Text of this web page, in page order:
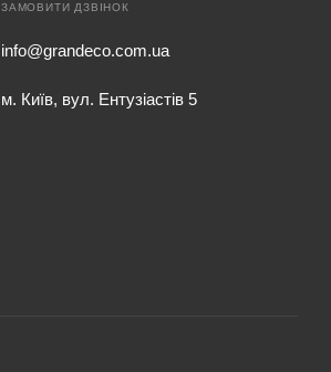
ЗАМОВИТИ ДЗВІНОК
info@grandeco.com.ua
м. Київ, вул. Ентузіастів 5